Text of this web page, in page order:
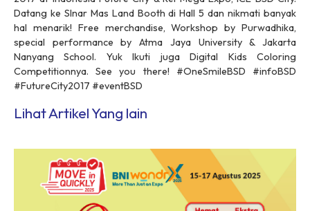
Datang ke SInar Mas Land Booth di Hall 5 dan nikmati banyak
hal menarik! Free merchandise, Workshop by Purwadhika,
special performance by Atma Jaya University & Jakarta
Nanyang School. Yuk Ikuti juga Digital Kids Coloring
Competitionnya. See you there! #OneSmileBSD #infoBSD
#FutureCity2017 #eventBSD
Lihat Artikel Yang lain